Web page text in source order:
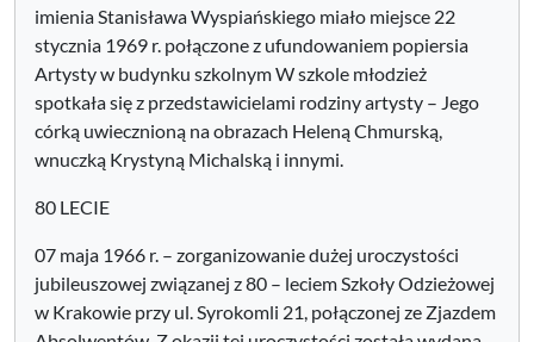
imienia Stanisława Wyspiańskiego miało miejsce 22
stycznia 1969 r. połączone z ufundowaniem popiersia
Artysty w budynku szkolnym W szkole młodzież
spotkała się z przedstawicielami rodziny artysty – Jego
córką uwiecznioną na obrazach Heleną Chmurską,
wnuczką Krystyną Michalską i innymi.
80 LECIE
07 maja 1966 r. – zorganizowanie dużej uroczystości
jubileuszowej związanej z 80 – leciem Szkoły Odzieżowej
w Krakowie przy ul. Syrokomli 21, połączonej ze Zjazdem